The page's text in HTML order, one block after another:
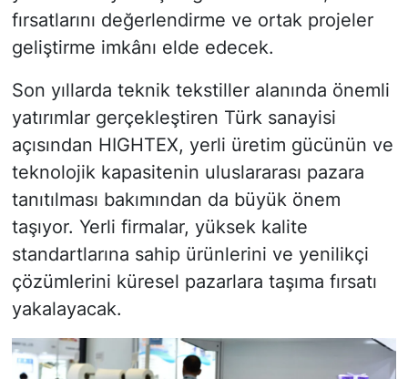
fırsatlarını değerlendirme ve ortak projeler
geliştirme imkânı elde edecek.
Son yıllarda teknik tekstiller alanında önemli
yatırımlar gerçekleştiren Türk sanayisi
açısından HIGHTEX, yerli üretim gücünün ve
teknolojik kapasitenin uluslararası pazara
tanıtılması bakımından da büyük önem
taşıyor. Yerli firmalar, yüksek kalite
standartlarına sahip ürünlerini ve yenilikçi
çözümlerini küresel pazarlara taşıma fırsatı
yakalayacak.